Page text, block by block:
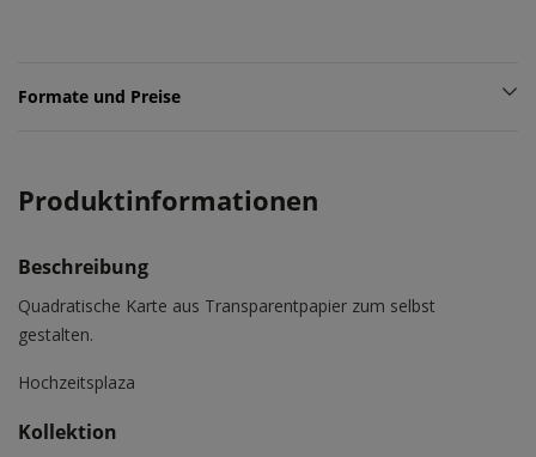
Formate und Preise
Produktinformationen
Beschreibung
Quadratische Karte aus Transparentpapier zum selbst
gestalten.
Hochzeitsplaza
Kollektion